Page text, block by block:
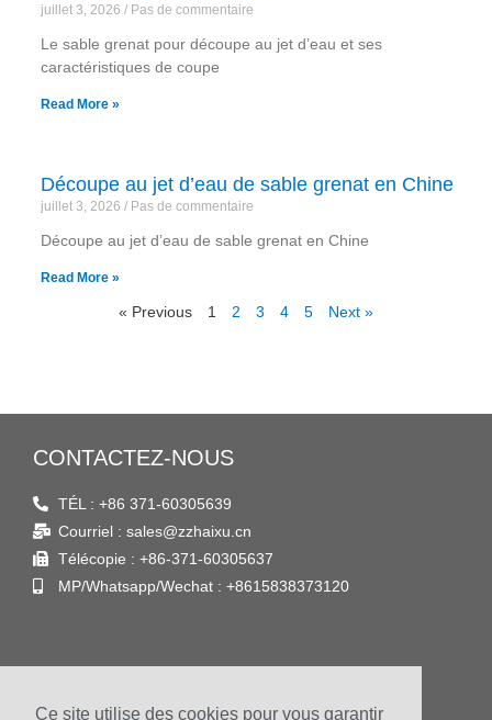
Ce site utilise des cookies pour vous garantir
juillet 3, 2026 Pas de commentaire
Le sable grenat pour découpe au jet d’eau et ses
caractéristiques de coupe
Read More »
Découpe au jet d’eau de sable grenat en Chine
juillet 3, 2026 Pas de commentaire
Découpe au jet d’eau de sable grenat en Chine
Read More »
« Previous 1 2 3 4 5 Next »
CONTACTEZ-NOUS
TÉL : +86 371-60305639
Courriel : sales@zzhaixu.cn
Télécopie : +86-371-60305637
MP/Whatsapp/Wechat : +8615838373120